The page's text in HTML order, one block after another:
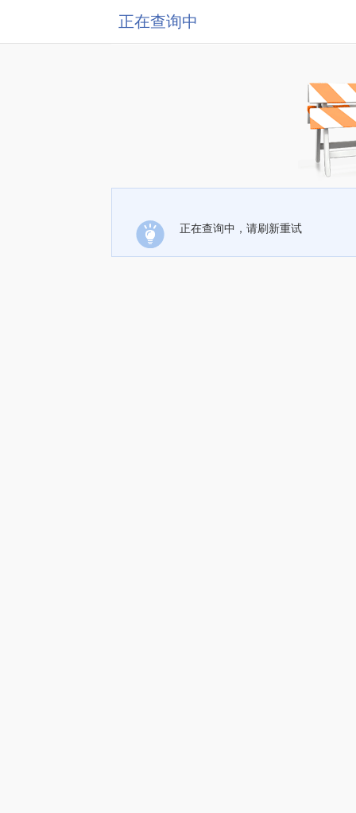
正在查询中
正在查询中，请刷新重试